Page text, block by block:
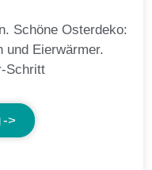
Schöne Osterdeko:
und Eierwärmer.
Schritt
->